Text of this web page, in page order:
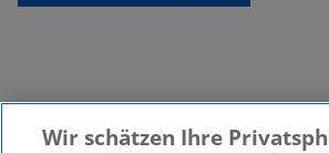
Wir schätzen Ihre